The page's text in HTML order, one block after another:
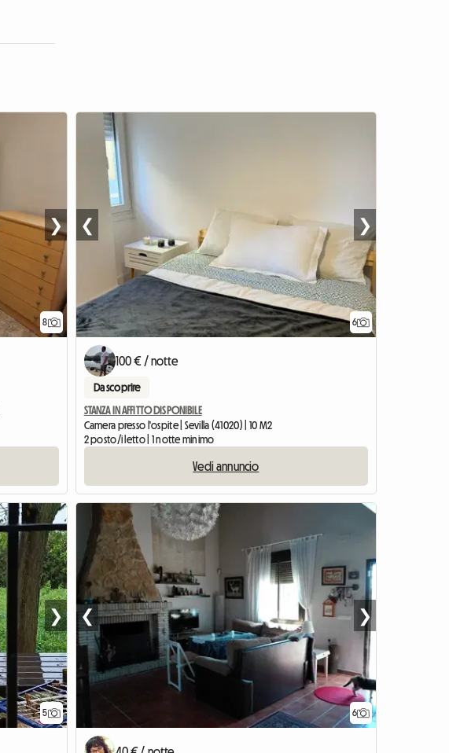
8
❯
6
❮ ❯
100 € / notte
Da scoprire
STANZA IN AFFITTO DISPONIBILE
Camera presso l'ospite | Sevilla (41020) | 10 M2
2 posto/i letto | 1 notte minimo
Vedi annuncio
5
❯
6
❮ ❯